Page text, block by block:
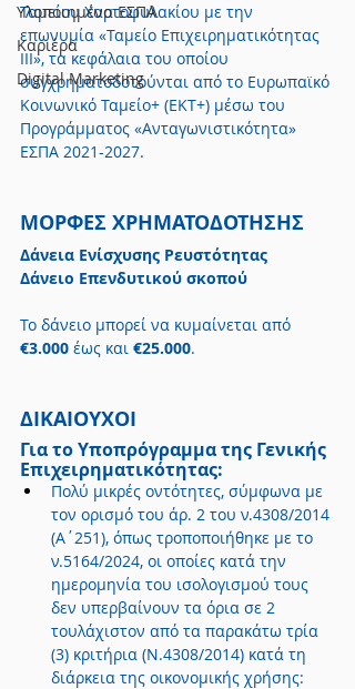
Υλοποιημένα ΕΣΠΑ
Καριέρα
Digital Marketing
Ταμείου Χαρτοφυλακίου με την
επωνυμία «Ταμείο Επιχειρηματικότητας
ΙΙΙ», τα κεφάλαια του οποίου
συγχρηματοδοτούνται από το Ευρωπαϊκό
Κοινωνικό Ταμείο+ (ΕΚΤ+) μέσω του
Προγράμματος «Ανταγωνιστικότητα»
ΕΣΠΑ 2021-2027.
ΜΟΡΦΕΣ ΧΡΗΜΑΤΟΔΟΤΗΣΗΣ
Δάνεια Ενίσχυσης Ρευστότητας
Δάνειο Επενδυτικού σκοπού
Το δάνειο μπορεί να κυμαίνεται από
€3.000 έως και €25.000.
ΔΙΚΑΙΟΥΧΟΙ
Για το Υποπρόγραμμα της Γενικής
Επιχειρηματικότητας:
Πολύ μικρές οντότητες, σύμφωνα με
τον ορισμό του άρ. 2 του ν.4308/2014
(Α΄251), όπως τροποποιήθηκε με το
ν.5164/2024, οι οποίες κατά την
ημερομηνία του ισολογισμού τους
δεν υπερβαίνουν τα όρια σε 2
τουλάχιστον από τα παρακάτω τρία
(3) κριτήρια (Ν.4308/2014) κατά τη
διάρκεια της οικονομικής χρήσης: